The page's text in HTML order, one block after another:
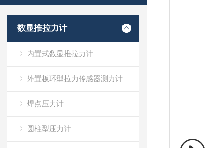
数显推拉力计
内置式数显推拉力计
外置板环型拉力传感器测力计
焊点压力计
圆柱型压力计